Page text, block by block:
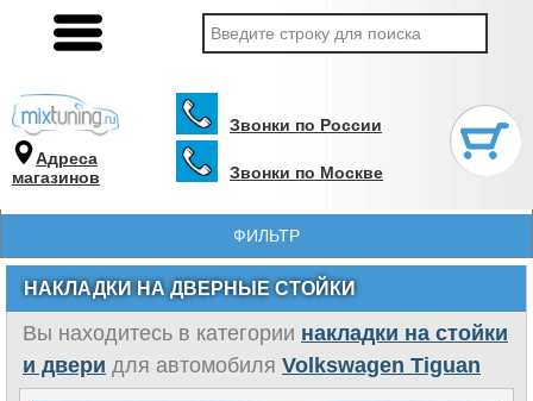
Адреса
магазинов
Звонки по России
Звонки по Москве
ФИЛЬТР
НАКЛАДКИ НА ДВЕРНЫЕ СТОЙКИ
Вы находитесь в категории накладки на стойки
и двери для автомобиля Volkswagen Tiguan